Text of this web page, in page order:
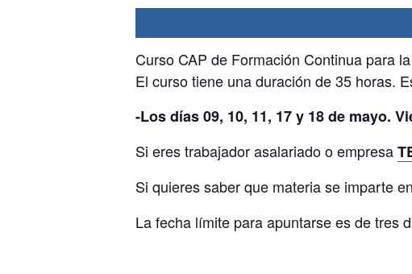
Curso CAP de Formación Continua para
El curso tiene una duración de 35 horas.
-Los días 09, 10, 11, 17 y 18 de mayo.
Si eres trabajador asalariado o empresa
Si quieres saber que materia se imparte
La fecha límite para apuntarse es de tres